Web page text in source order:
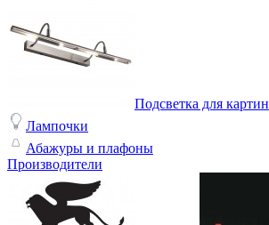
Подсветка для картин
Лампочки
Абажуры и плафоны
Производители